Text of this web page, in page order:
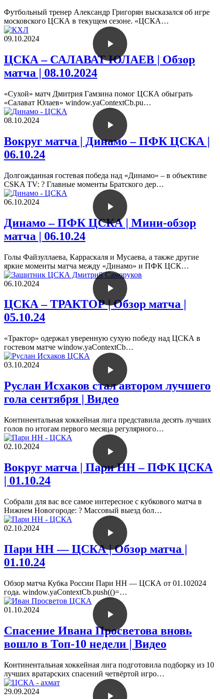
Футбольный тренер Александр Григорян высказался об игре
московского ЦСКА в текущем сезоне. «ЦСКА…
09.10.2024
ЦСКА – САЛАВАТ ЮЛАЕВ | Обзор
матча | 08.10.2024
«Сухой» матч Дмитрия Гамзина помог ЦСКА обыграть
«Салават Юлаев» window.yaContextCb.pu…
08.10.2024
Вокруг матча | Динамо – ПФК ЦСКА |
06.10.24
Долгожданная гостевая победа над «Динамо» – в объективе
CSKA TV: ? Главные моменты Братского дер…
06.10.2024
Динамо – ПФК ЦСКА | Мини-обзор
матча | 06.10.24
Голы Файзуллаева, Карраскаля и Мусаева, а также другие
яркие моменты матча между «Динамо» и ПФК ЦСК…
06.10.2024
ЦСКА – ТРАКТОР | Обзор матча |
05.10.24
«Трактор» одержал уверенную сухую победу над ЦСКА в
гостевом матче window.yaContextCb…
03.10.2024
Руслан Исхаков стал автором лучшего
гола сентября | Видео
Континентальная хоккейная лига представила десять лучших
голов по итогам первого месяца регулярного…
02.10.2024
Вокруг матча | Пари НН – ПФК ЦСКА
| 01.10.24
Собрали для вас все самое интересное с кубкового матча в
Нижнем Новогороде: ? Массовый выезд бол…
02.10.2024
Пари НН — ЦСКА | Обзор матча |
01.10.24
Обзор матча Кубка России Пари НН — ЦСКА от 01.102024
года. window.yaContextCb.push(()=…
01.10.2024
Спасение Ивана Просветова вновь
вошло в Топ-10 недели | Видео
Континентальная хоккейная лига подготовила подборку из 10
лучших вратарских спасений четвёртой игро…
29.09.2024